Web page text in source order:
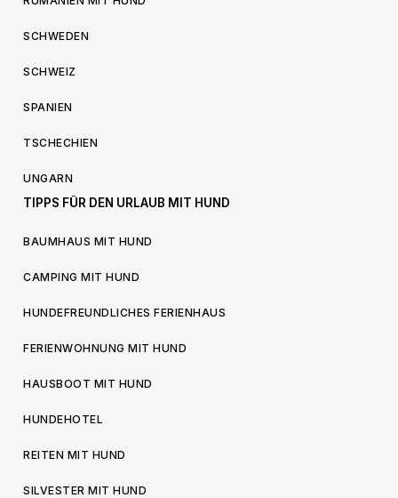
SCHWEDEN
SCHWEIZ
SPANIEN
TSCHECHIEN
UNGARN
TIPPS FÜR DEN URLAUB MIT HUND
BAUMHAUS MIT HUND
CAMPING MIT HUND
HUNDEFREUNDLICHES FERIENHAUS
FERIENWOHNUNG MIT HUND
HAUSBOOT MIT HUND
HUNDEHOTEL
REITEN MIT HUND
SILVESTER MIT HUND